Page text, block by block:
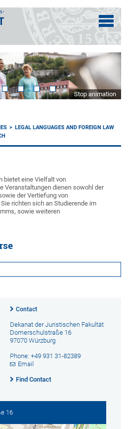
Stop animation
LEGAL LANGUAGES AND FOREIGN LAW
bietet eine Vielfalt von
Veranstaltungen dienen sowohl der
der Vertiefung von
richten sich an Studierende im
sowie weiteren
Contact
Dekanat der Juristischen Fakultät
Domerschulstraße 16
97070 Würzburg
Phone: +49 931 31-82389
Email
Find Contact
16